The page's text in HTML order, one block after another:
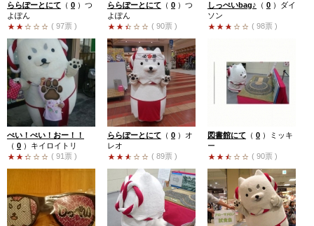
ららぽーとにて （ 0 ） つ
よぽん
( 97票 )
ららぽーとにて （ 0 ） つ
よぽん
( 90票 )
しっぺいbag♪ （ 0 ） ダイ
ソン
( 98票 )
ぺい！ぺい！おー！！
（ 0 ） キイロイトリ
( 91票 )
ららぽーとにて （ 0 ） オ
レオ
( 89票 )
図書館にて （ 0 ）
ミッキ
ー
( 90票 )